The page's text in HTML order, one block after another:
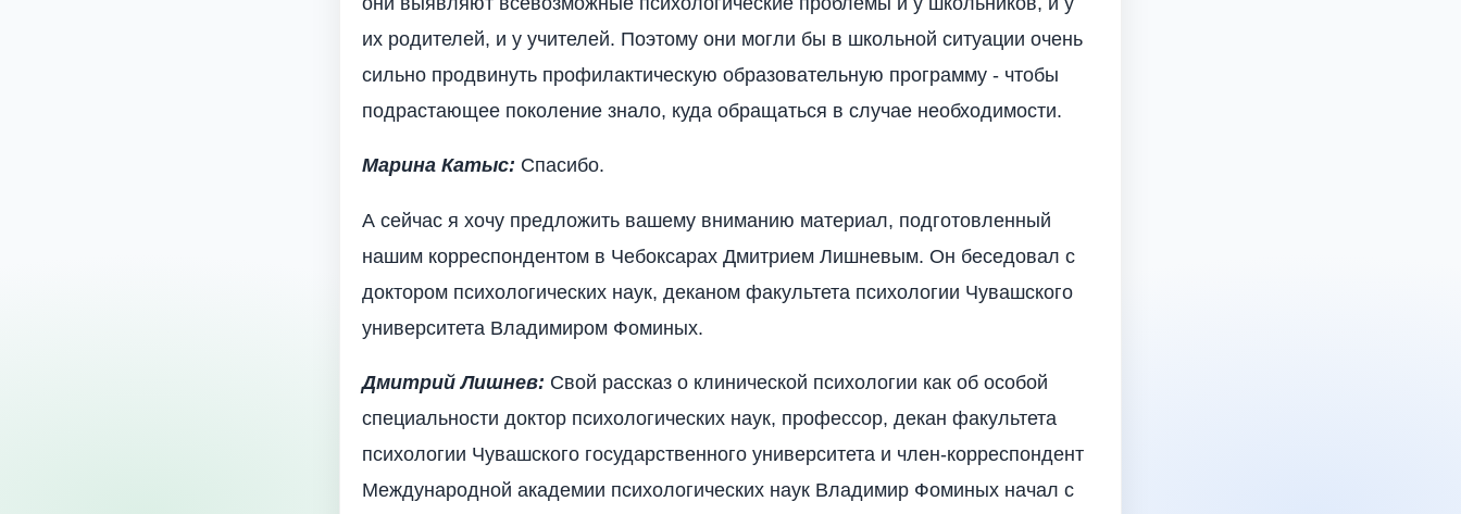
их родителей, и у учителей. Поэтому они могли бы в школьной ситуации очень
сильно продвинуть профилактическую образовательную программу - чтобы
подрастающее поколение знало, куда обращаться в случае необходимости.
Марина Катыс: Спасибо.
А сейчас я хочу предложить вашему вниманию материал, подготовленный
нашим корреспондентом в Чебоксарах Дмитрием Лишневым. Он беседовал с
доктором психологических наук, деканом факультета психологии Чувашского
университета Владимиром Фоминых.
Дмитрий Лишнев: Свой рассказ о клинической психологии как об особой
специальности доктор психологических наук, профессор, декан факультета
психологии Чувашского государственного университета и член-корреспондент
Международной академии психологических наук Владимир Фоминых начал с